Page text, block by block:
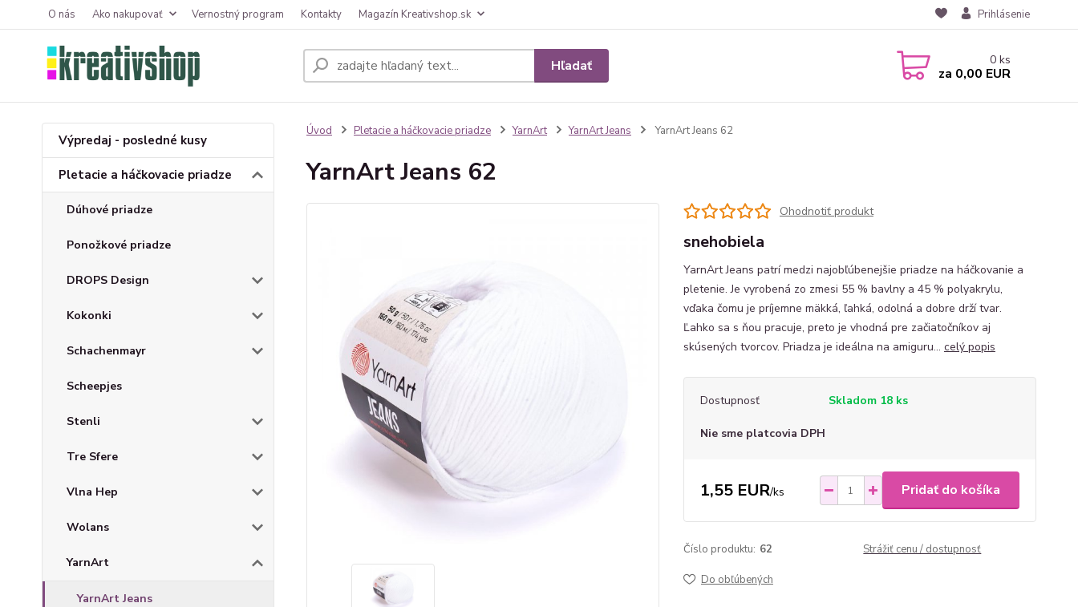
O nás Ako nakupovať Vernostný program Kontakty Magazín Kreativshop.sk Prihlásenie
Hľadať 0 ks
za 0,00 EUR
Výpredaj - posledné kusy
Pletacie a háčkovacie priadze
Dúhové priadze
Ponožkové priadze
DROPS Design
Kokonki
Schachenmayr
Scheepjes
Stenli
Tre Sfere
Vlna Hep
Wolans
YarnArt
YarnArt Jeans
Úvod Pletacie a háčkovacie priadze YarnArt YarnArt Jeans YarnArt Jeans 62
YarnArt Jeans 62
Ohodnotiť produkt
snehobiela
YarnArt Jeans patrí medzi najobľúbenejšie priadze na háčkovanie a
pletenie. Je vyrobená zo zmesi 55 % bavlny a 45 % polyakrylu,
vďaka čomu je príjemne mäkká, ľahká, odolná a dobre drží tvar.
Ľahko sa s ňou pracuje, preto je vhodná pre začiatočníkov aj
skúsených tvorcov. Priadza je ideálna na amiguru... celý popis
Dostupnosť Skladom 18 ks
Nie sme platcovia DPH
1,55 EUR/ks Pridať do košíka
Číslo produktu: 62 Strážiť cenu / dostupnosť
Do obľúbených